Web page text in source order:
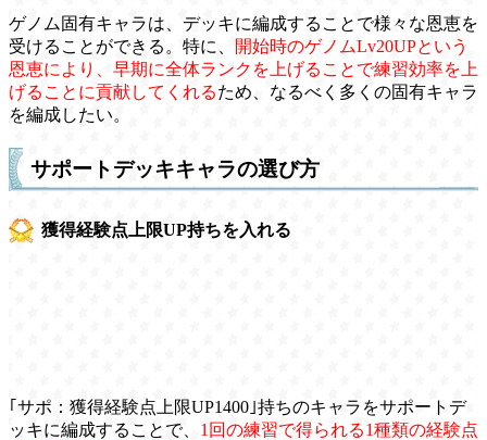
ゲノム固有キャラは、デッキに編成することで様々な恩恵を
受けることができる。特に、
開始時のゲノムLv20UPという
恩恵により、早期に全体ランクを上げることで練習効率を上
げることに貢献してくれるため、なるべく多くの固有キャラ
を編成したい。
サポートデッキキャラの選び方
獲得経験点上限UP持ちを入れる
｢サポ：獲得経験点上限UP1400｣持ちのキャラをサポートデ
ッキに編成することで、 1回の練習で得られる1種類の経験点